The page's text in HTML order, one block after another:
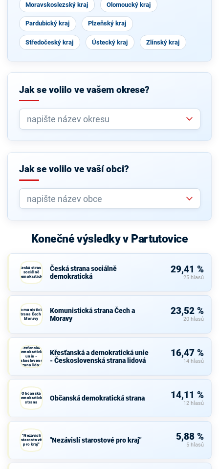
Moravskoslezský kraj Olomoucký kraj
Pardubický kraj Plzeňský kraj
Středočeský kraj Ústecký kraj Zlínský kraj
Jak se volilo ve vašem okrese?
Jak se volilo ve vaší obci?
Konečné výsledky v Partutovice
Česká strana
sociálně
demokratická
Česká strana sociálně
demokratická
29,41 %
25 hlasů
Komunistická
strana Čech a
Moravy
Komunistická strana Čech a
Moravy
23,52 %
20 hlasů
Křesťanská a
demokratická
unie -
Československá
strana lidová
Křesťanská a demokratická unie
- Československá strana lidová
16,47 %
14 hlasů
Občanská
demokratická
strana
Občanská demokratická strana 14,11 %
12 hlasů
"Nezávislí
starostové
pro kraj"
"Nezávislí starostové pro kraj" 5,88 %
5 hlasů